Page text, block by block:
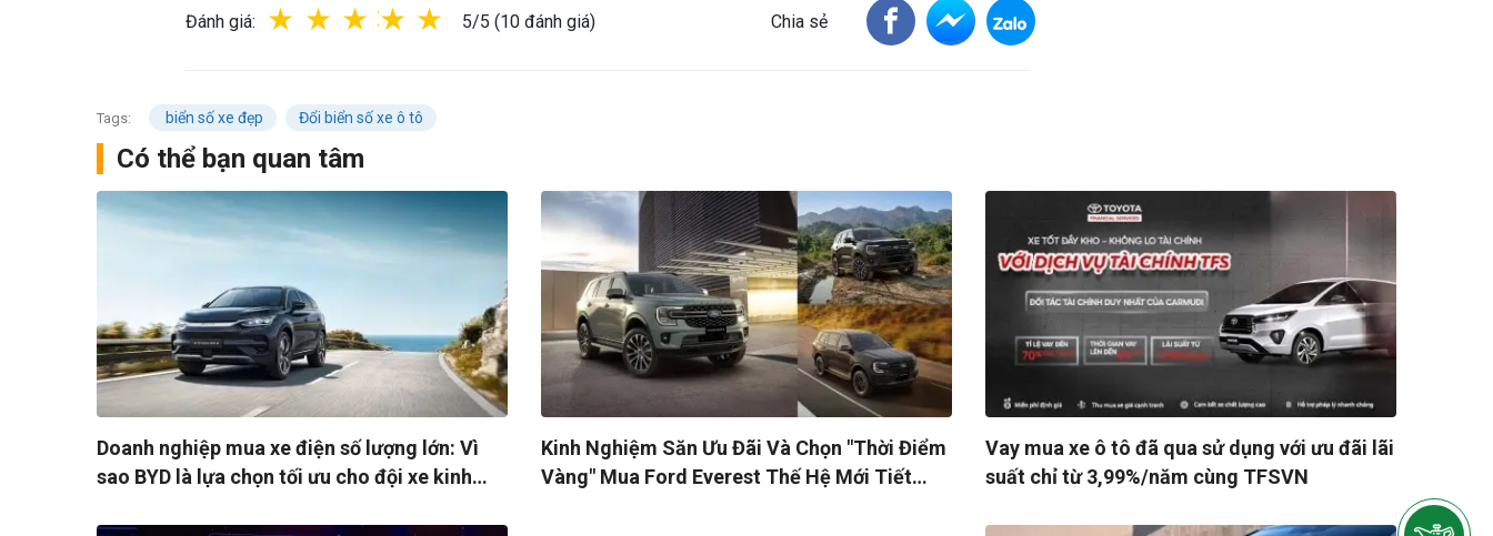
Đánh giá: 5 stars
4 stars
3 stars
2 stars
1 star 5/5 (10 đánh giá) Chia sẻ
Tags: biển số xe đẹp Đổi biển số xe ô tô
Có thể bạn quan tâm
Doanh nghiệp mua xe điện số lượng lớn: Vì
sao BYD là lựa chọn tối ưu cho đội xe kinh
Kinh Nghiệm Săn Ưu Đãi Và Chọn "Thời Điểm
Vàng" Mua Ford Everest Thế Hệ Mới Tiết
Vay mua xe ô tô đã qua sử dụng với ưu đãi lãi
suất chỉ từ 3,99%/năm cùng TFSVN